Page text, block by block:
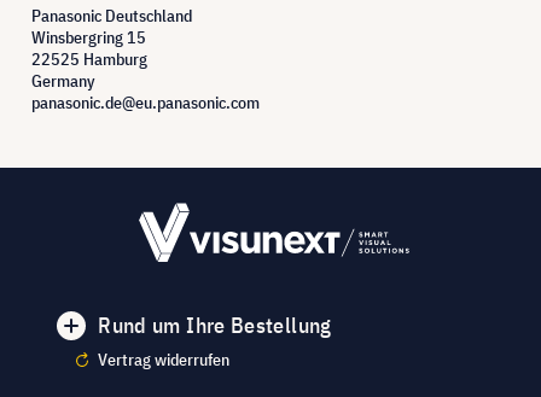
Panasonic Deutschland
Winsbergring 15
22525 Hamburg
Germany
panasonic.de@eu.panasonic.com
Rund um Ihre Bestellung
Vertrag widerrufen